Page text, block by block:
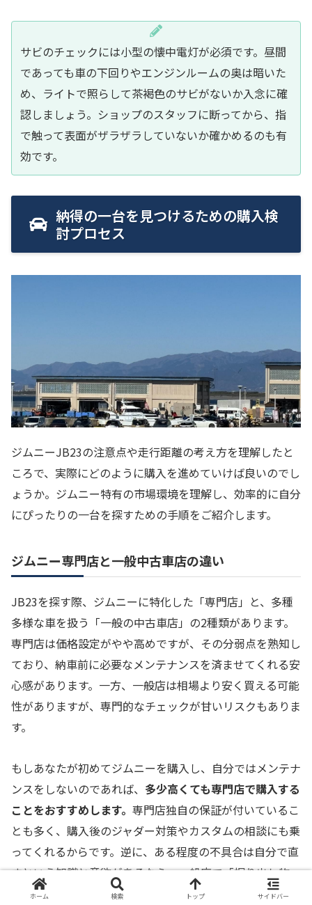
サビのチェックには小型の懐中電灯が必須です。昼間
であっても車の下回りやエンジンルームの奥は暗いた
め、ライトで照らして茶褐色のサビがないか入念に確
認しましょう。ショップのスタッフに断ってから、指
で触って表面がザラザラしていないか確かめるのも有
効です。
納得の一台を見つけるための購入検
討プロセス
ジムニーJB23の注意点や走行距離の考え方を理解したと
ころで、実際にどのように購入を進めていけば良いのでし
ょうか。ジムニー特有の市場環境を理解し、効率的に自分
にぴったりの一台を探すための手順をご紹介します。
ジムニー専門店と一般中古車店の違い
JB23を探す際、ジムニーに特化した「専門店」と、多種
多様な車を扱う「一般の中古車店」の2種類があります。
専門店は価格設定がやや高めですが、その分弱点を熟知し
ており、納車前に必要なメンテナンスを済ませてくれる安
心感があります。一方、一般店は相場より安く買える可能
性がありますが、専門的なチェックが甘いリスクもありま
す。
もしあなたが初めてジムニーを購入し、自分ではメンテナ
ンスをしないのであれば、 多少高くても専門店で購入する
ことをおすすめします。 専門店独自の保証が付いているこ
とも多く、購入後のジャダー対策やカスタムの相談にも乗
ってくれるからです。逆に、ある程度の不具合は自分で直
すという知識と意欲があるなら、一般店で「掘り出し物」
を探すのも楽しみの一つでしょう。
ホーム 検索 トップ サイドバー